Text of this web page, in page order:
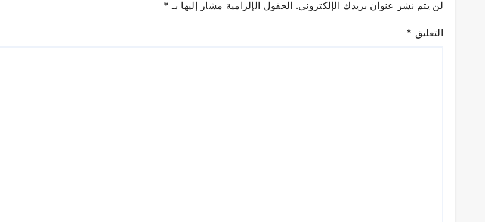
لن يتم نشر عنوان بريدك الإلكتروني. الحقول الإلزامية مشار إليها بـ *
التعليق *